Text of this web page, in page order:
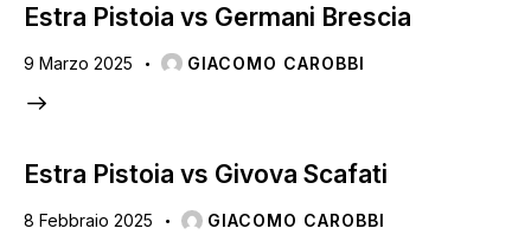
Estra Pistoia vs Germani Brescia
9 Marzo 2025 GIACOMO CAROBBI
Estra Pistoia vs Givova Scafati
8 Febbraio 2025 GIACOMO CAROBBI